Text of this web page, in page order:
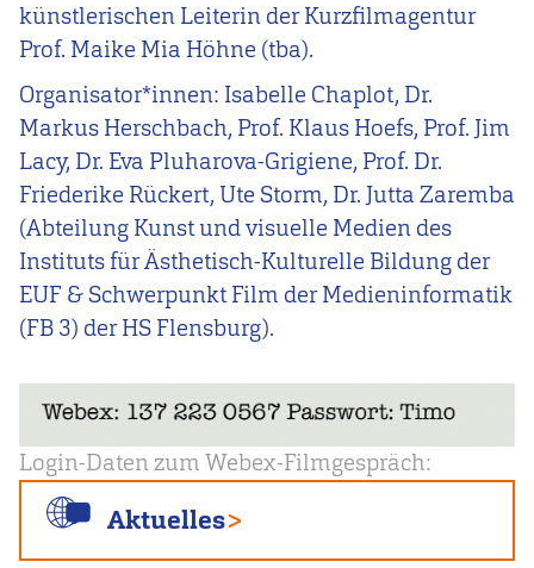
künstlerischen Leiterin der Kurzfilmagentur
Prof. Maike Mia Höhne (tba).
Organisator*innen: Isabelle Chaplot, Dr.
Markus Herschbach, Prof. Klaus Hoefs, Prof. Jim
Lacy, Dr. Eva Pluharova-Grigiene, Prof. Dr.
Friederike Rückert, Ute Storm, Dr. Jutta Zaremba
(Abteilung Kunst und visuelle Medien des
Instituts für Ästhetisch-Kulturelle Bildung der
EUF &Schwerpunkt Film der Medieninformatik
(FB 3) der HS Flensburg).
Login-Daten zum Webex-Filmgespräch:
Aktuelles